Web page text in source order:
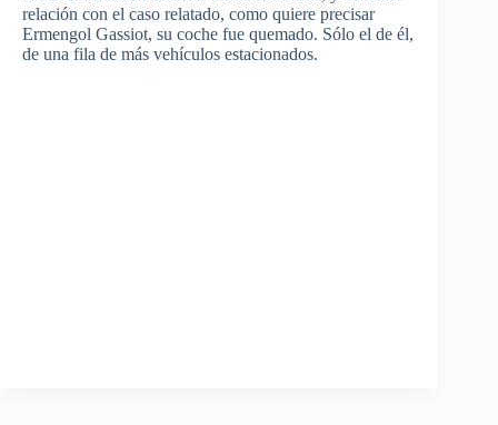
relación con el caso relatado, como quiere precisar
Ermengol Gassiot, su coche fue quemado. Sólo el de él,
de una fila de más vehículos estacionados.